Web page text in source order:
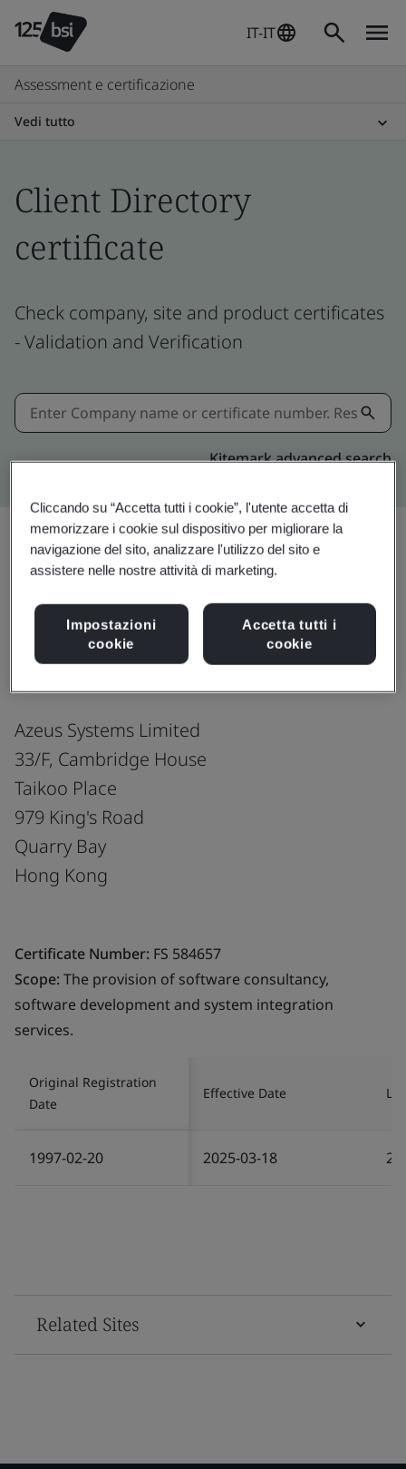
IT-IT
Assessment e certificazione
Vedi tutto
Client Directory
certificate
Check company, site and product certificates
- Validation and Verification
Kitemark advanced search
Condividi:
ISO 9001:2015
Azeus Systems Limited
33/F, Cambridge House
Taikoo Place
979 King's Road
Quarry Bay
Hong Kong
Certificate Number: FS 584657
Scope:The provision of software consultancy,
software development and system integration
services.
Original Registration
Date
Effective Date
1997-02-20 2025-03-18
Related Sites
Cliccando su “Accetta tutti i cookie”, l'utente accetta di
memorizzare i cookie sul dispositivo per migliorare la
navigazione del sito, analizzare l'utilizzo del sito e
assistere nelle nostre attività di marketing.
Impostazioni
cookie
Accetta tutti i
cookie